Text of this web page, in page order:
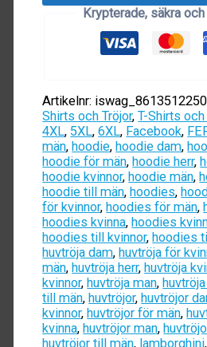
Krypterade, säkra
Artikelnr:
Shirts och Tröjor,T-Shirts och
4XL, 5XL,6XL, Facebook,
män,hoodie,hoodie dam,
hoodie för män,hoodie herr,
hoodie kvinnor,hoodie män,
hoodie till män,hoodies,
för kvinnor,hoodies för män,
hoodies kvinna,hoodies
hoodies till kvinnor,hoodies
huvtröja dam,huvtröja för
män,huvtröja herr,huvtröja
kvinnor,huvtröja man,
till män,huvtröjor,huvtröjor
kvinnor,huvtröjor för män,
kvinna,huvtröjor man,
huvtröjor till män, lamborghini,